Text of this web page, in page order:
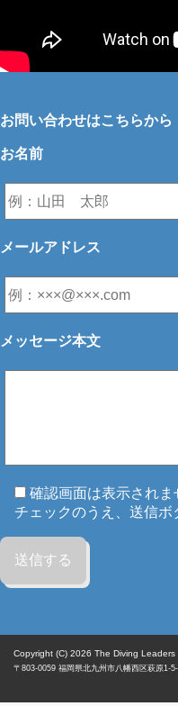
お問い合わせはこちらから
お名前
メールアドレス
メッセージ本文
確認画面は表示され
チェックのうえ、送信ボ
Copyright (C) 2026 The Diving Leaders
〒803-0059 福岡県北九州市八幡西区萩原1-